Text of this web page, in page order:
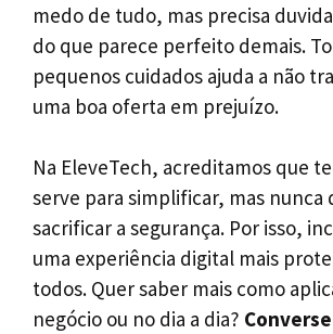
medo de tudo, mas precisa
do que parece perfeito demais.
pequenos cuidados ajuda a não
uma boa oferta em prejuízo.
Na EleveTech, acreditamos que
serve para simplificar, mas nunca
sacrificar a segurança. Por isso,
uma experiência digital mais
todos. Quer saber mais como
negócio ou no dia a dia?